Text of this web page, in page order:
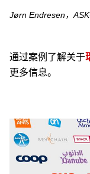
Jørn Endresen，
通过案例了解关于
更多信息。